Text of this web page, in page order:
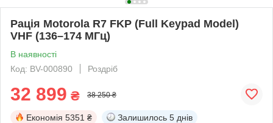
Рація Motorola R7 FKP (Full Keypad Model)
VHF (136–174 МГц)
В наявності
Код: BV-000890
Роздріб
32 899 ₴ 38 250 ₴
Економія 5351 ₴ Залишилось 5 днів